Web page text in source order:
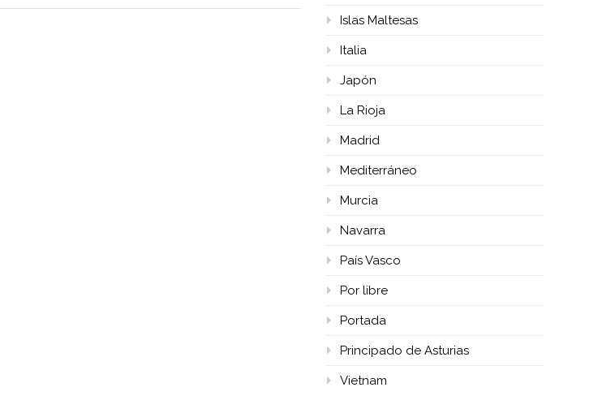
Islas Maltesas
Italia
Japón
La Rioja
Madrid
Mediterráneo
Murcia
Navarra
País Vasco
Por libre
Portada
Principado de Asturias
Vietnam